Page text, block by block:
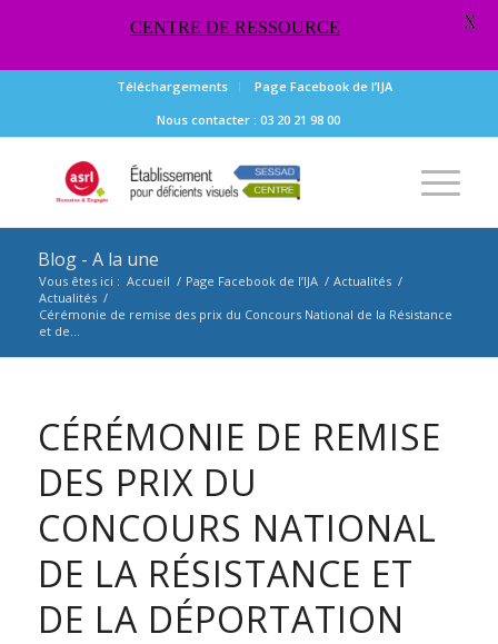
Téléchargements
Page Facebook de l’IJA
Nous contacter : 03 20 21 98 00
Blog - A la une
Vous êtes ici : Accueil / Page Facebook de l’IJA / Actualités /
Actualités /
Cérémonie de remise des prix du Concours National de la Résistance
et de...
CÉRÉMONIE DE REMISE
DES PRIX DU
CONCOURS NATIONAL
DE LA RÉSISTANCE ET
DE LA DÉPORTATION
CENTRE DE RESSOURCE X